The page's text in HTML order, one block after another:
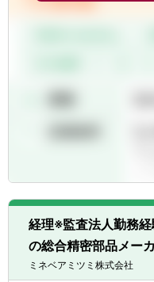
PL分析
長の根
ます。
キルセ
えるタ
・主体
率いる
当社の
経理※監査法人勤務
の総合精密部品メー
ミネベアミツミ株式会社